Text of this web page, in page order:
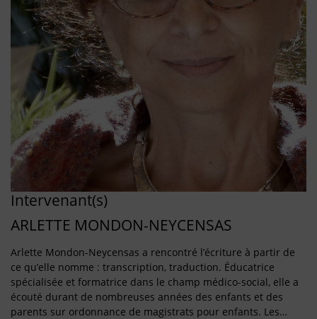
Intervenant(s)
ARLETTE MONDON-NEYCENSAS
Arlette Mondon-Neycensas a rencontré l’écriture à partir de
ce qu’elle nomme : transcription, traduction. Éducatrice
spécialisée et formatrice dans le champ médico-social, elle a
écouté durant de nombreuses années des enfants et des
parents sur ordonnance de magistrats pour enfants. Les…